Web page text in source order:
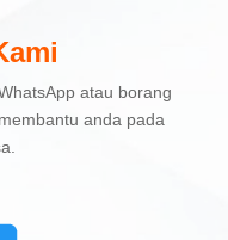
atau borang
anda pada